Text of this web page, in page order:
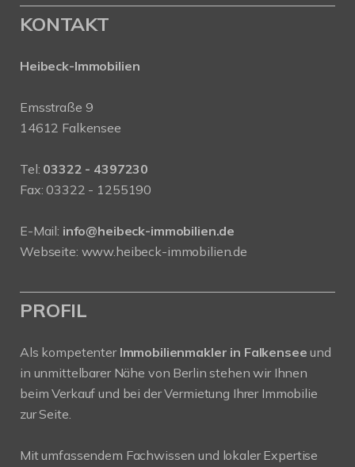
KONTAKT
Heibeck-Immobilien
Emsstraße 9
14612 Falkensee
Tel: 03322 - 4397230
Fax: 03322 - 1255190
E-Mail: info@heibeck-immobilien.de
Webseite: www.heibeck-immobilien.de
PROFIL
Als kompetenter Immobilienmakler in Falkenseeund
in unmittelbarer Nähe von Berlin stehen wir Ihnen
beim Verkauf und bei der Vermietung Ihrer Immobilie
zur Seite.
Mit umfassendem Fachwissen und lokaler Expertise